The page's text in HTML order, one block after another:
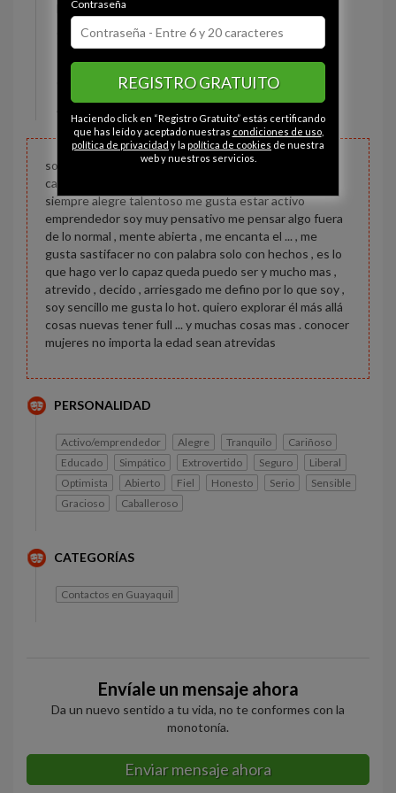
Estado civil:
Ojos: Marrón
Constitución: Delgado
Altura: 170 cm
soy una persona joven simpatía muy respetuoso
caballeroso , seguro de mi mismo no tengo mal genio
siempre alegre talentoso me gusta estar activo
emprendedor soy muy pensativo me pensar algo fuera
de lo normal , mente abierta , me encanta el ... , me
gusta sastifacer no con palabra solo con hechos , es lo
que hago ver lo capaz queda puedo ser y mucho mas ,
atrevido , decido , arriesgado me defino por lo que soy ,
soy sencillo me gusta lo hot. quiero explorar él más allá
cosas nuevas tener full ... y muchas cosas mas . conocer
mujeres no importa la edad sean atrevidas
PERSONALIDAD
Activo/emprendedor Alegre Tranquilo
Cariñoso
Educado
Simpático Extrovertido Seguro
Liberal
Optimista
Abierto Fiel Honesto Serio
Sensible
Gracioso
Caballeroso
CATEGORÍAS
Contactos en Guayaquil
Envíale un mensaje ahora
Da un nuevo sentido a tu vida, no te conformes con la
monotonía.
Enviar mensaje ahora
Contraseña
REGISTRO GRATUITO
Haciendo click en “Registro Gratuito” estás certificando
que has leído y aceptado nuestras condiciones de uso,
política de privacidad y la política de cookies de nuestra
web y nuestros servicios.